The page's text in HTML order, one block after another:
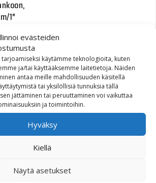
evästeiden
tarjoamiseksi käytämme teknologioita, kuten
ja/tai käyttääksemme laitetietoja. Näiden
antaa meille mahdollisuuden käsitellä
tai yksilöllisiä tunnuksia tällä
jättäminen tai peruuttaminen voi vaikuttaa
ja toimintoihin.
Hyväksy
Kiellä
Näytä asetukset
1″
musta